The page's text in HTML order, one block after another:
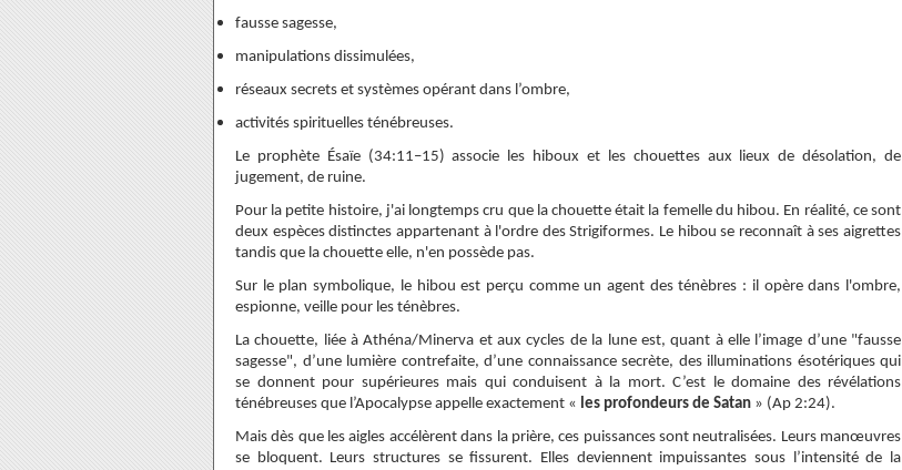
fausse sagesse,
manipulations dissimulées,
réseaux secrets et systèmes opérant dans l’ombre,
activités spirituelles ténébreuses.
Le prophète Ésaïe (34:11–15) associe les hiboux et les chouettes aux lieux de désolation, de
jugement, de ruine.
Pour la petite histoire, j'ai longtemps cru que la chouette était la femelle du hibou. En réalité, ce sont
deux espèces distinctes appartenant à l'ordre des Strigiformes. Le hibou se reconnaît à ses aigrettes
tandis que la chouette elle, n'en possède pas.
Sur le plan symbolique, le hibou est perçu comme un agent des ténèbres : il opère dans l'ombre,
espionne, veille pour les ténèbres.
La chouette, liée à Athéna/Minerva et aux cycles de la lune est, quant à elle l’image d’une "fausse
sagesse", d’une lumière contrefaite, d’une connaissance secrète, des illuminations ésotériques qui
se donnent pour supérieures mais qui conduisent à la mort. C’est le domaine des révélations
ténébreuses que l’Apocalypse appelle exactement « les profondeurs de Satan » (Ap 2:24).
Mais dès que les aigles accélèrent dans la prière, ces puissances sont neutralisées. Leurs manœuvres
se bloquent. Leurs structures se fissurent. Elles deviennent impuissantes sous l’intensité de la